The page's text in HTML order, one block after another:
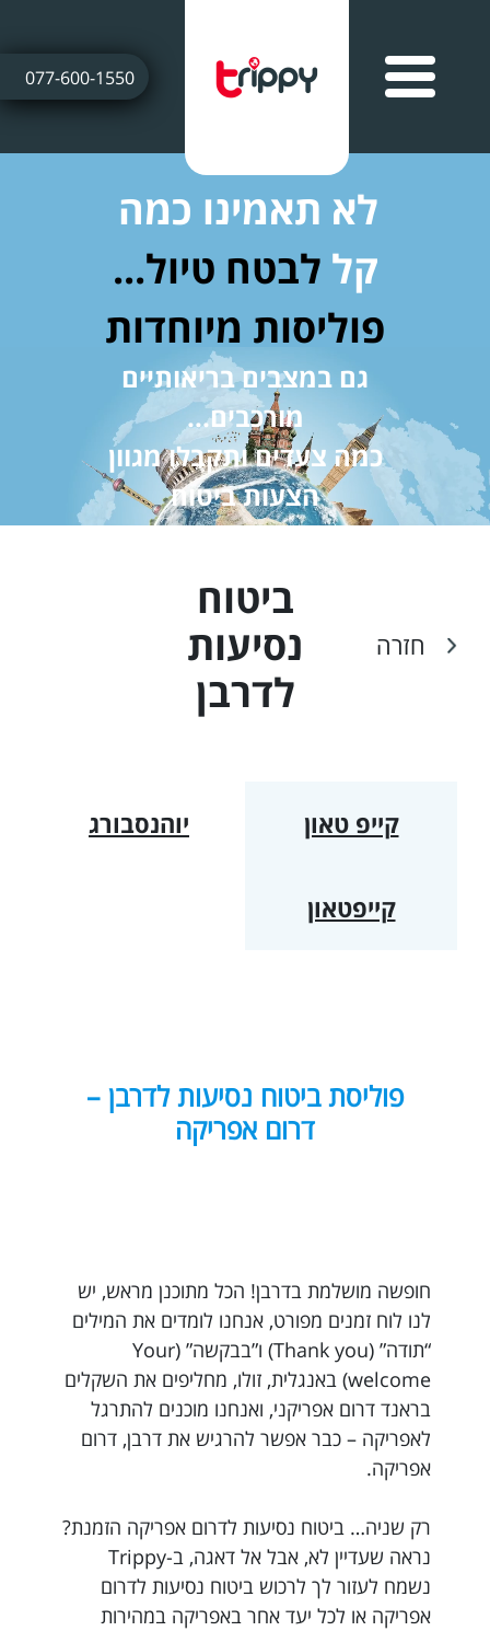
077-600-1550
לא תאמינו כמה
קל לבטח טיול...
פוליסות מיוחדות
גם במצבים בריאותיים
מורכבים...
כמה צעדים ותקבלו מגוון
הצעות ביטוח
חזרה
ביטוח
נסיעות
לדרבן
קייפ טאון יוהנסבורג
קייפטאון
פוליסת ביטוח נסיעות לדרבן –
דרום אפריקה
חופשה מושלמת בדרבן! הכל מתוכנן מראש, יש
לנו לוח זמנים מפורט, אנחנו לומדים את המילים
“תודה” (Thank you) ו”בבקשה” (Your
welcome) באנגלית, זולו, מחליפים את השקלים
בראנד דרום אפריקני, ואנחנו מוכנים להתרגל
לאפריקה – כבר אפשר להרגיש את דרבן, דרום
אפריקה.
רק שניה… ביטוח נסיעות לדרום אפריקה הזמנת?
נראה שעדיין לא, אבל אל דאגה, ב-Trippy
נשמח לעזור לך לרכוש ביטוח נסיעות לדרום
אפריקה או לכל יעד אחר באפריקה במהירות